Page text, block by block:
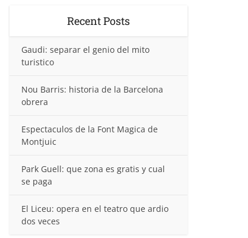
Recent Posts
Gaudi: separar el genio del mito
turistico
Nou Barris: historia de la Barcelona
obrera
Espectaculos de la Font Magica de
Montjuic
Park Guell: que zona es gratis y cual
se paga
El Liceu: opera en el teatro que ardio
dos veces